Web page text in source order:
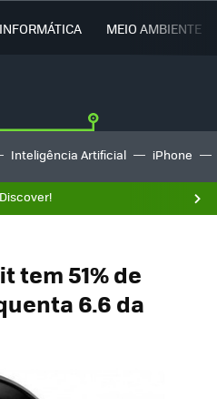
INFORMÁTICA MEIO AMBIENTE
Inteligência Artificial iPhone
tem 51% de
6.6 da